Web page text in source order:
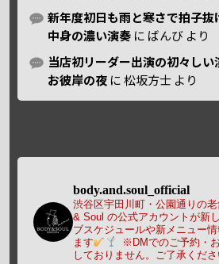
新年度初日も雨と寒さで拍子
中身の濃い演奏 に ばんび より
当店初リーダー出演の初々し
お彼岸の夜 に松坂方士 より
body.and.soul_official
渋谷区宇田川町・公園通りの
& Soul の公式アカウントが新
ブスケジュールや新メニュー
ます
※DMでのご予約・
しておりません。ご了承くださ